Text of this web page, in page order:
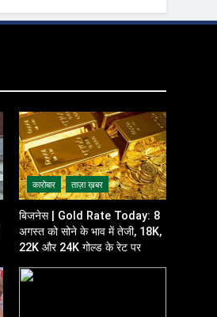
कारोबार ताज़ा ख़बर
बिजनेस | Gold Rate Today: 8
अगस्त को सोने के भाव में तेजी, 18K,
22K और 24K गोल्ड के रेट पर